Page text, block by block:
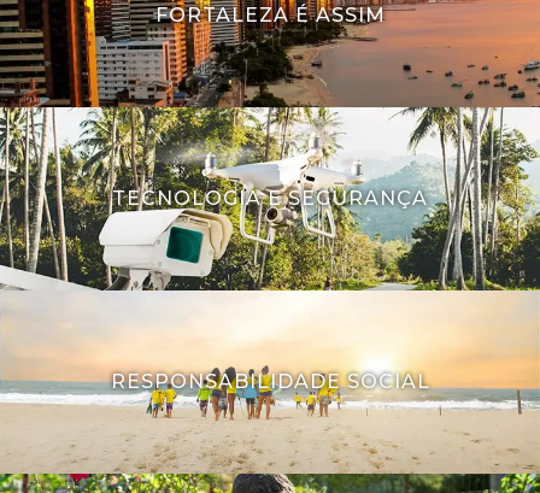
FORTALEZA É ASSIM
TECNOLOGIA E SEGURANÇA
RESPONSABILIDADE SOCIAL